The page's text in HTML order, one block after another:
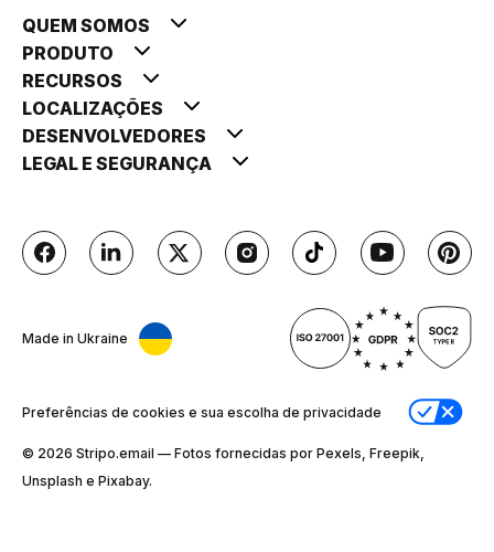
QUEM SOMOS
PRODUTO
RECURSOS
LOCALIZAÇÕES
DESENVOLVEDORES
LEGAL E SEGURANÇA
Made in Ukraine
Preferências de cookies e sua escolha de privacidade
© 2026 Stripо.email — Fotos fornecidas por Pexels, Freepik,
Unsplash e Pixabay.